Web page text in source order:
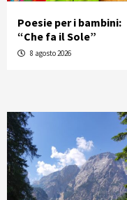
Poesie per i bambini:
“Che fa il Sole”
8 agosto 2026